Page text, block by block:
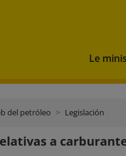
Le
del petróleo Legislación
a